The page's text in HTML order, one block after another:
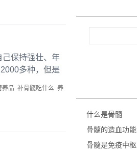
己保持强壮、年
多种，但是
养品 补骨髓吃什么 养
什么是骨髓
骨髓的造血功能
骨髓是免疫中枢